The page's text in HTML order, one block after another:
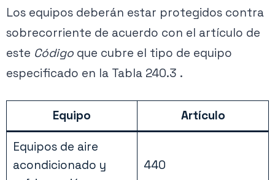
Los equipos deberán estar protegidos contra
sobrecorriente de acuerdo con el artículo de
este Código que cubre el tipo de equipo
especificado en la Tabla 240.3 .
Equipo Artículo
Equipos de aire
acondicionado y
440